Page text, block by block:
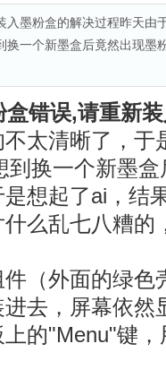
墨粉盒的解决过程昨天由
换一个新墨盒后竟然出现墨
错误,请重新
太清晰了，于
到换一个新墨
想起了ai，结
么乱七八糟的
（外面的绿色
进去，屏幕依
的"‌Menu‌"键